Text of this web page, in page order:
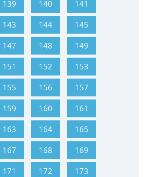
139 140 141
143 144 145
147 148 149
151 152 153
155 156 157
159 160 161
163 164 165
167 168 169
171 172 173